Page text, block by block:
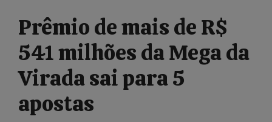
Prêmio de mais de R$
541 milhões da Mega da
Virada sai para 5
apostas